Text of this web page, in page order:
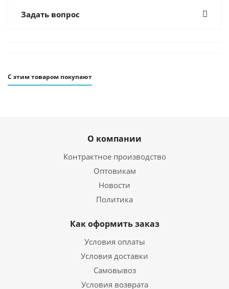
Задать вопрос
С этим товаром покупают
О компании
Контрактное производство
Оптовикам
Новости
Политика
Как оформить заказ
Условия оплаты
Условия доставки
Самовывоз
Условия возврата